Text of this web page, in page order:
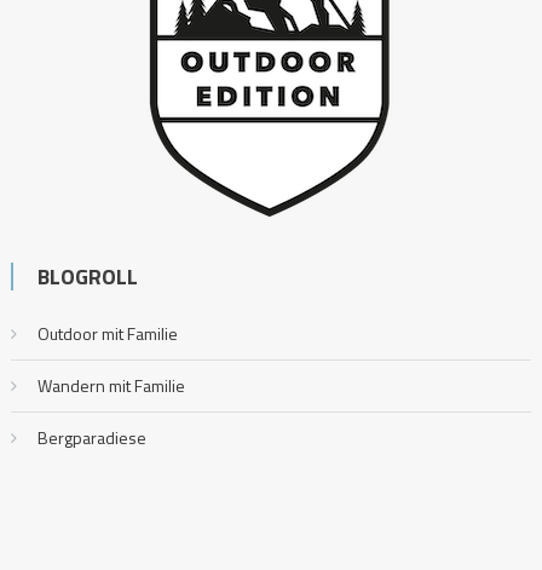
BLOGROLL
Outdoor mit Familie
Wandern mit Familie
Bergparadiese